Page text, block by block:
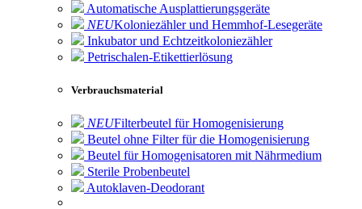
Automatische Ausplattierungsgeräte
NEUKoloniezähler und Hemmhof-Lesegeräte
Inkubator und Echtzeitkoloniezähler
Petrischalen-Etikettierlösung
Verbrauchsmaterial
NEUFilterbeutel für Homogenisierung
Beutel ohne Filter für die Homogenisierung
Beutel für Homogenisatoren mit Nährmedium
Sterile Probenbeutel
Autoklaven-Deodorant